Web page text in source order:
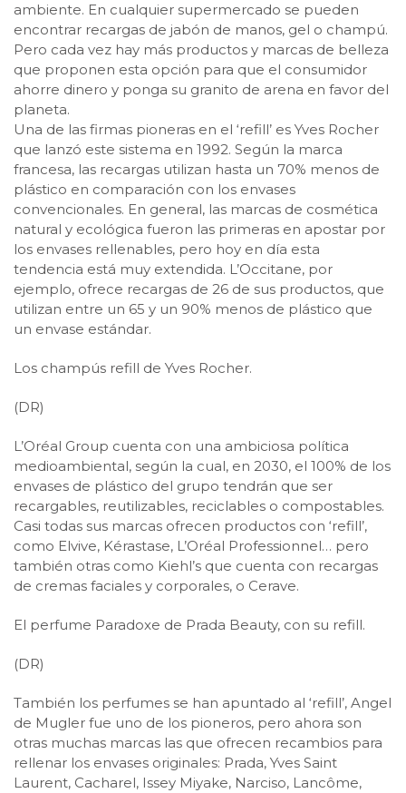
ambiente. En cualquier supermercado se pueden
encontrar recargas de jabón de manos, gel o champú.
Pero cada vez hay más productos y marcas de belleza
que proponen esta opción para que el consumidor
ahorre dinero y ponga su granito de arena en favor del
planeta.
Una de las firmas pioneras en el ‘refill’ es Yves Rocher
que lanzó este sistema en 1992. Según la marca
francesa, las recargas utilizan hasta un 70% menos de
plástico en comparación con los envases
convencionales. En general, las marcas de cosmética
natural y ecológica fueron las primeras en apostar por
los envases rellenables, pero hoy en día esta
tendencia está muy extendida. L’Occitane, por
ejemplo, ofrece recargas de 26 de sus productos, que
utilizan entre un 65 y un 90% menos de plástico que
un envase estándar.
Los champús refill de Yves Rocher.
(DR)
L’Oréal Group cuenta con una ambiciosa política
medioambiental, según la cual, en 2030, el 100% de los
envases de plástico del grupo tendrán que ser
recargables, reutilizables, reciclables o compostables.
Casi todas sus marcas ofrecen productos con ‘refill’,
como Elvive, Kérastase, L’Oréal Professionnel… pero
también otras como Kiehl’s que cuenta con recargas
de cremas faciales y corporales, o Cerave.
El perfume Paradoxe de Prada Beauty, con su refill.
(DR)
También los perfumes se han apuntado al ‘refill’, Angel
de Mugler fue uno de los pioneros, pero ahora son
otras muchas marcas las que ofrecen recambios para
rellenar los envases originales: Prada, Yves Saint
Laurent, Cacharel, Issey Miyake, Narciso, Lancôme,